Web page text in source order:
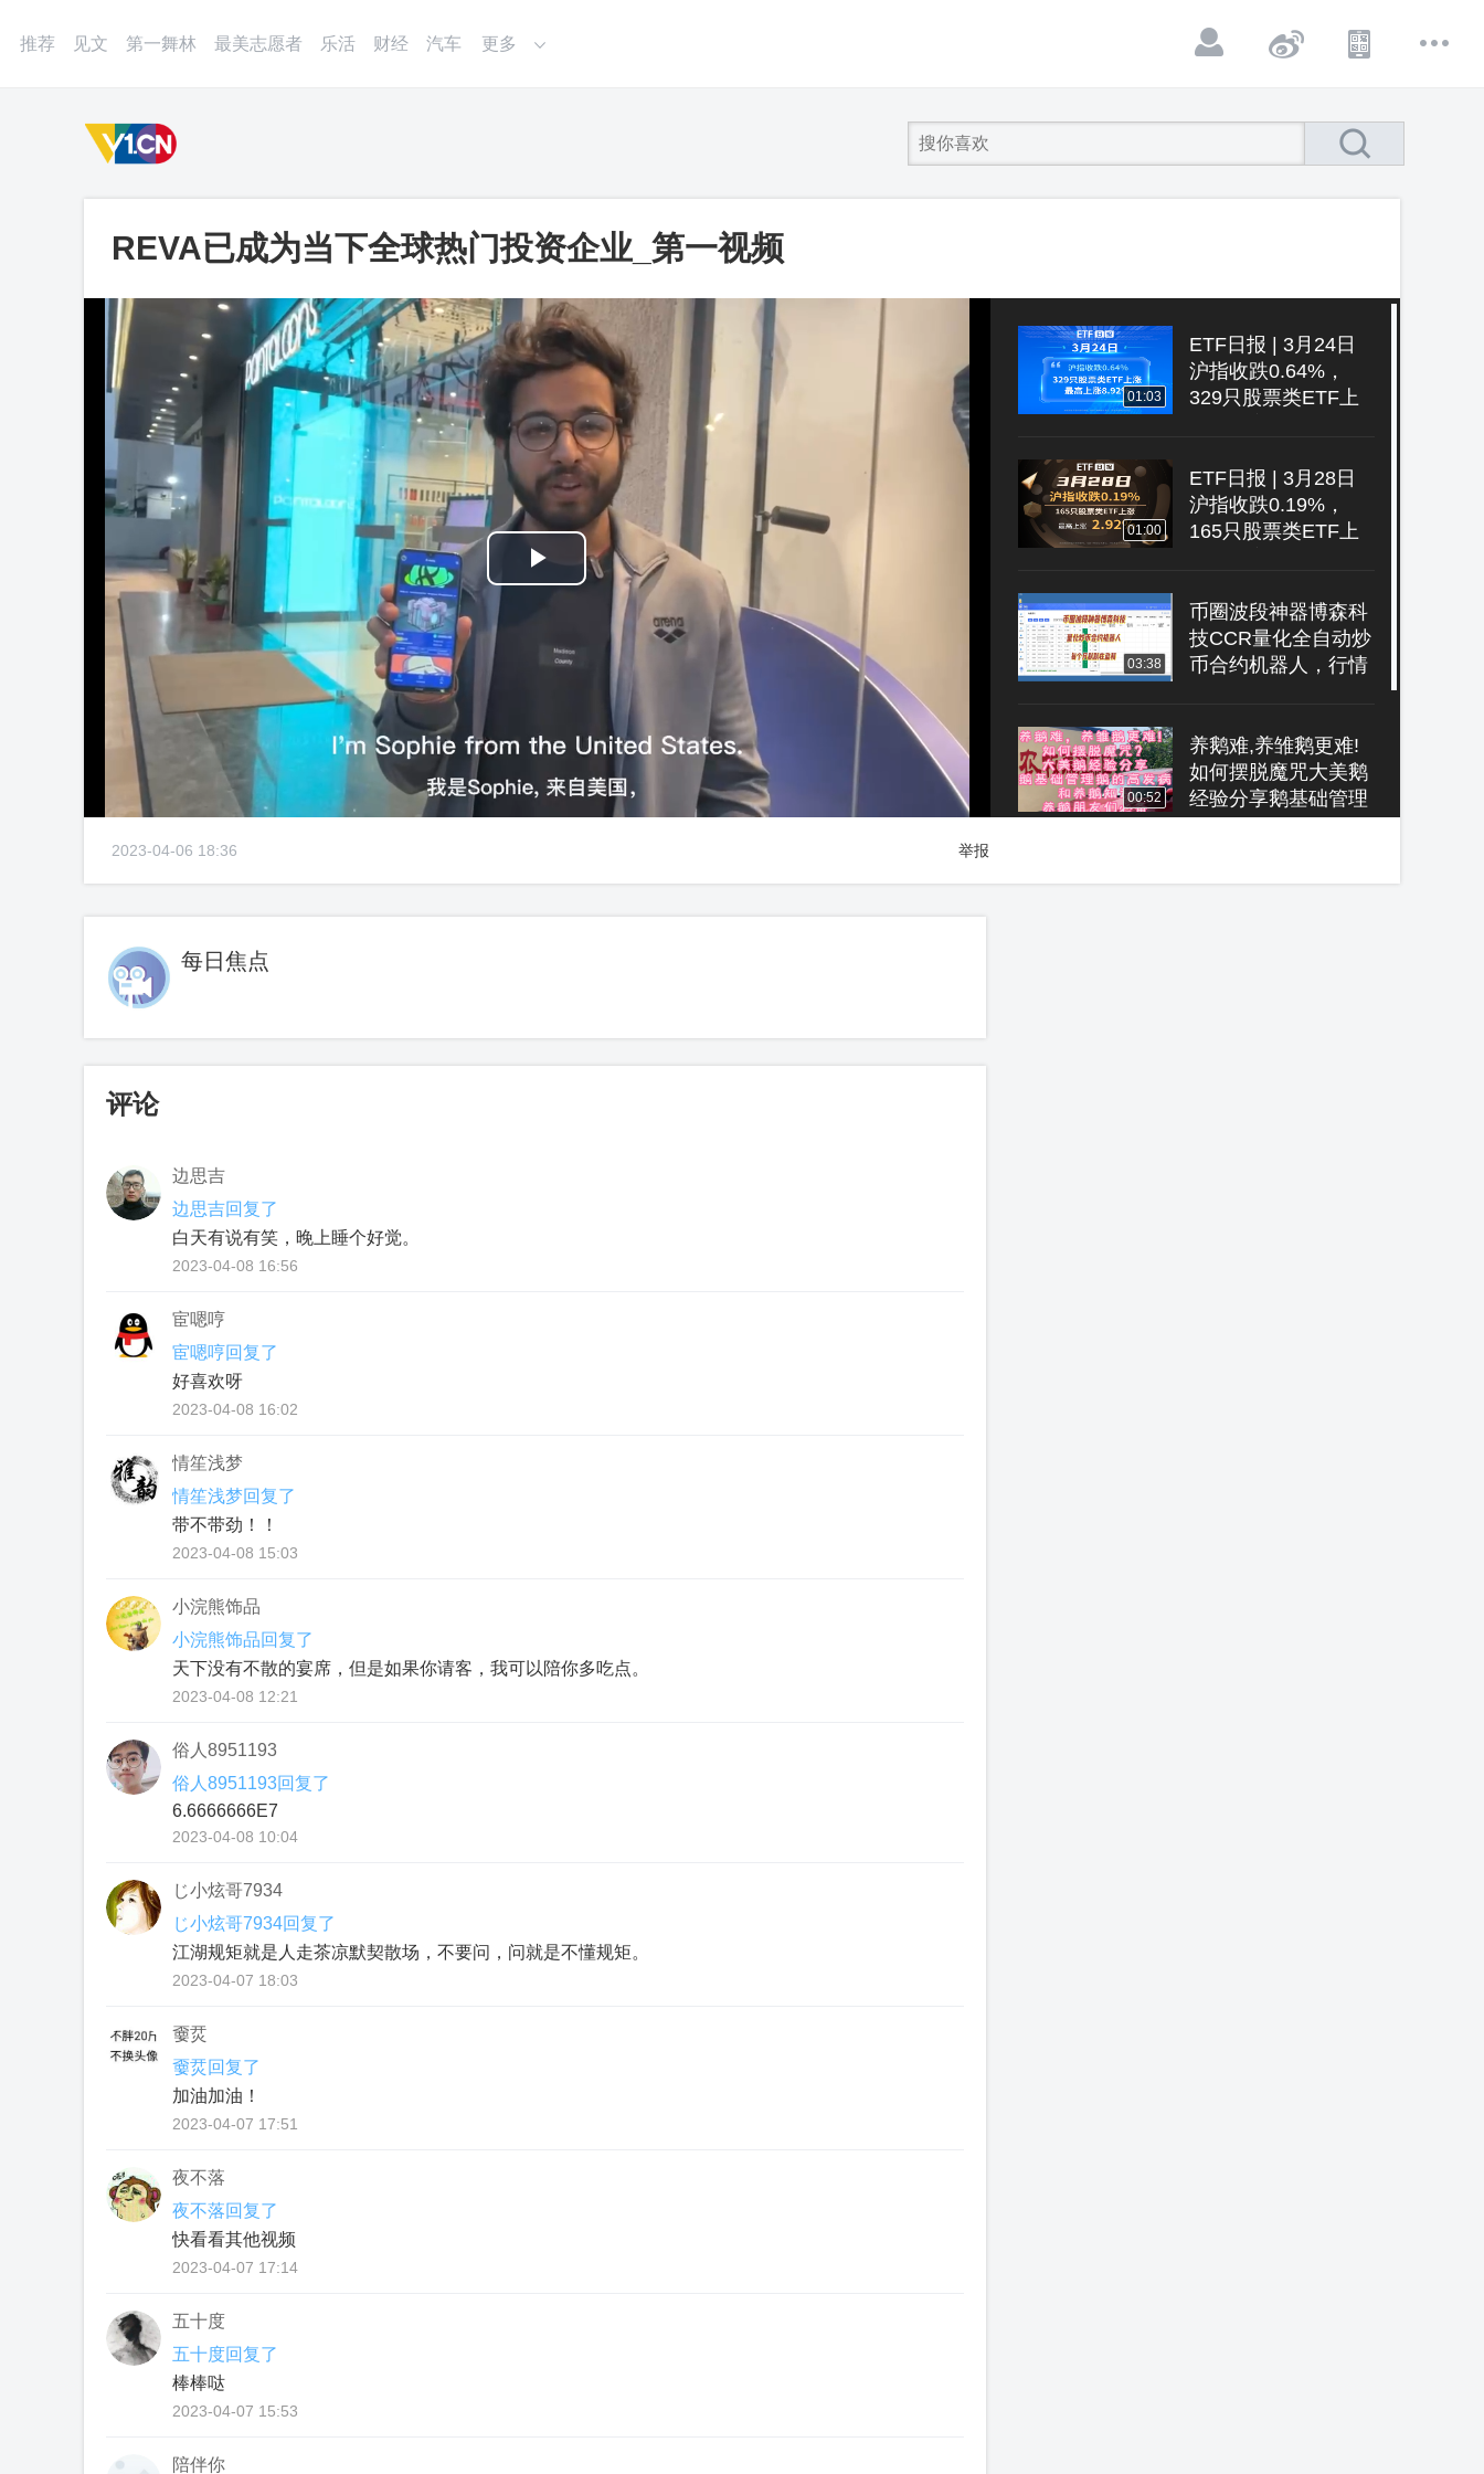
推荐 见文 第一舞林 最美志愿者 乐活 财经 汽车 更多
REVA已成为当下全球热门投资企业_第一视频
Play
Video
01:03
ETF日报 | 3月24日
沪指收跌0.64%，
329只股票类ETF上
01:00
ETF日报 | 3月28日
沪指收跌0.19%，
165只股票类ETF上
03:38
币圈波段神器博森科
技CCR量化全自动炒
币合约机器人，行情
00:52
养鹅难,养雏鹅更难!
如何摆脱魔咒大美鹅
经验分享鹅基础管理
港股日报 | 恒生指数
2023-04-06 18:36 举报
每日焦点
评论
边思吉
边思吉回复了
白天有说有笑，晚上睡个好觉。
2023-04-08 16:56
宦嗯哼
宦嗯哼回复了
好喜欢呀
2023-04-08 16:02
情笙浅梦
情笙浅梦回复了
带不带劲！！
2023-04-08 15:03
小浣熊饰品
小浣熊饰品回复了
天下没有不散的宴席，但是如果你请客，我可以陪你多吃点。
2023-04-08 12:21
俗人8951193
俗人8951193回复了
6.6666666E7
2023-04-08 10:04
じ小炫哥7934
じ小炫哥7934回复了
江湖规矩就是人走茶凉默契散场，不要问，问就是不懂规矩。
2023-04-07 18:03
嫑烎
嫑烎回复了
加油加油！
2023-04-07 17:51
夜不落
夜不落回复了
快看看其他视频
2023-04-07 17:14
五十度
五十度回复了
棒棒哒
2023-04-07 15:53
陪伴你